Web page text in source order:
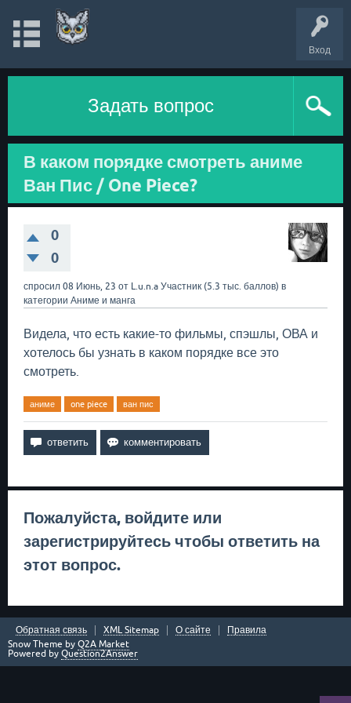
Вход
Задать вопрос
В каком порядке смотреть аниме
Ван Пис / One Piece?
0
0
спросил 08 Июнь, 23 от L.u.n.a Участник (5.3 тыс. баллов) в
категории Аниме и манга
Видела, что есть какие-то фильмы, спэшлы, ОВА и
хотелось бы узнать в каком порядке все это
смотреть.
аниме one piece ван пис
Пожалуйста, войдите или
зарегистрируйтесь чтобы ответить на
этот вопрос.
Обратная связь XML Sitemap О сайте
Правила
Snow Theme by Q2A Market
Powered by Question2Answer